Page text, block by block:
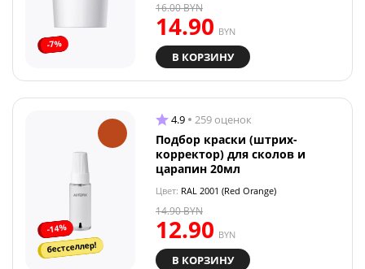
-7%
14.90 BYN
16.00BYN
В КОРЗИНУ
-14%
бестселлер!
4.9 259 оценок
Подбор краски (штрих-
корректор) для сколов и
царапин 20мл
Цвет: RAL 2001 (Red Orange)
12.90 BYN
14.90BYN
В КОРЗИНУ